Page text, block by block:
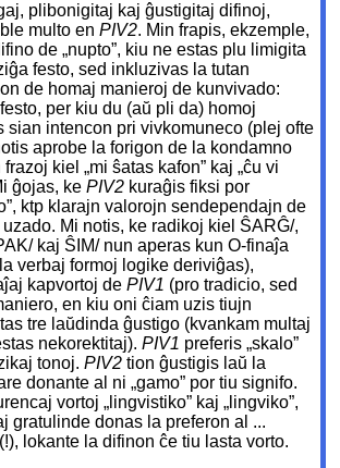
plibonigitaj kaj ĝustigitaj difinoj,
multo enPIV2. Min frapis, ekzemple,
de „nupto”, kiu ne estas plu limigita
festo, sed inkluzivas la tutan
de homaj manieroj de kunvivado:
per kiu du (aŭ pli da) homoj
sian intencon pri vivkomuneco (plej ofte
aprobe la forigon de la kondamno
frazoj kiel „mi ŝatas kafon” kaj „ĉu vi
ĝojas, kePIV2 kuraĝis fiksi por
ktp klarajn valorojn sendependajn de
Mi notis, ke radikoj kiel ŜARĜ/,
kaj ŜIM/ nun aperas kun O-finaĵa
verbaj formoj logike deriviĝas),
kapvortoj dePIV1 (pro tradicio, sed
en kiu oni ĉiam uzis tiujn
tre laŭdinda ĝustigo (kvankam multaj
nekorektitaj).PIV1 preferis „skalo”
tonoj.PIV2 tion ĝustigis laŭ la
donante al ni „gamo” por tiu signifo.
vortoj „lingvistiko” kaj „lingviko”,
gratulinde donas la preferon al ...
lokante la difinon ĉe tiu lasta vorto.